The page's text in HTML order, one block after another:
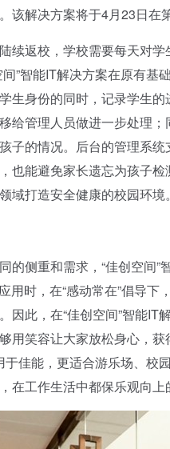
解决方案将于4月23日在
返校，学校需要每天对学
”智能IT解决方案在原有
生身份的同时，记录学生
给管理人员做进一步处理
的情况。后台的管理系统
也能避免家长遗忘为孩子
打造安全健康的校园环境。
侧重和需求，“佳创空间”
时，在“感动常在”倡导下
此，在“佳创空间”智能IT
用笑容让大家放松身心，
佳能，更适合游乐场、校
工作生活中都保乐观向上